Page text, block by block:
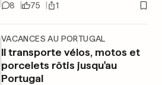
8 75 1
VACANCES AU PORTUGAL
Il transporte vélos, motos et
porcelets rôtis jusqu'au
Portugal